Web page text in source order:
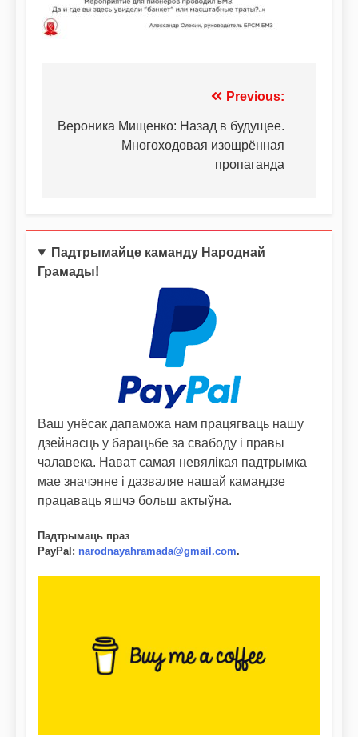
Previous:
Вероника Мищенко: Назад в будущее.
Многоходовая изощрённая
пропаганда
Падтрымайце каманду Народнай
Грамады!
Ваш унёсак дапаможа нам працягваць нашу
дзейнасць у барацьбе за свабоду і правы
чалавека. Нават самая невялікая падтрымка
мае значэнне і дазваляе нашай камандзе
працаваць яшчэ больш актыўна.
Падтрымаць праз
PayPal : narodnayahramada@gmail.com.